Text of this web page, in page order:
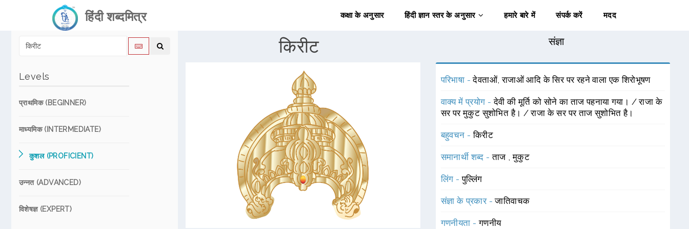
हिंदी शब्दमित्र कक्षा के अनुसार हिंदी ज्ञान स्तर के अनुसार हमारे बारे में संपर्क करें मदद
Levels
प्राथमिक (BEGINNER)
माध्यमिक (INTERMEDIATE)
कुशल (PROFICIENT)
उन्नत (ADVANCED)
विशेषज्ञ (EXPERT)
किरीट संज्ञा
परिभाषा -देवताओं, राजाओं आदि के सिर पर रहने वाला एक शिरोभूषण
वाक्य में प्रयोग -देवी की मूर्ति को सोने का ताज पहनाया गया। / राजा के
सर पर मुकुट सुशोभित है। / राजा के सर पर ताज सुशोभित है।
बहुवचन -किरीट
समानार्थी शब्द -ताज ,मुकुट
लिंग -पुल्लिंग
संज्ञा के प्रकार -जातिवाचक
गणनीयता -गणनीय